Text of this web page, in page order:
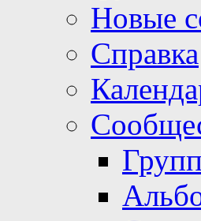
Новые
Справка